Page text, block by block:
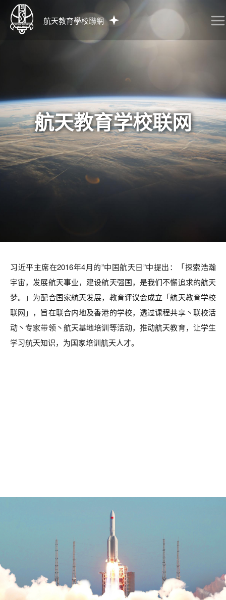
航天教育學校聯網
航天教育学校联网
习近平主席在2016年4月的”中国航天日”中提出：「探索浩瀚
宇宙，发展航天事业，建设航天强国，是我们不懈追求的航天
梦。」为配合国家航天发展，教育评议会成立「航天教育学校
联网」，旨在联合内地及香港的学校，透过课程共享丶联校活
动丶专家带领丶航天基地培训等活动，推动航天教育，让学生
学习航天知识，为国家培训航天人才。